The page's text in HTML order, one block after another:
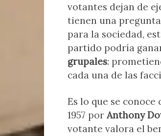
votantes dejan de
tienen una
para la sociedad,
partido podría
grupales:
cada una de las
Es lo que se conoce
1957 por Anthony
votante valora el